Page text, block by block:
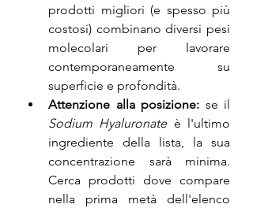
prodotti migliori (e spesso più
costosi) combinano diversi pesi
molecolari per lavorare
contemporaneamente su
superficie e profondità.
Attenzione alla posizione:
Sodium Hyaluronate è l'ultimo
ingrediente della lista, la sua
concentrazione sarà minima.
Cerca prodotti dove compare
nella prima metà dell'elenco